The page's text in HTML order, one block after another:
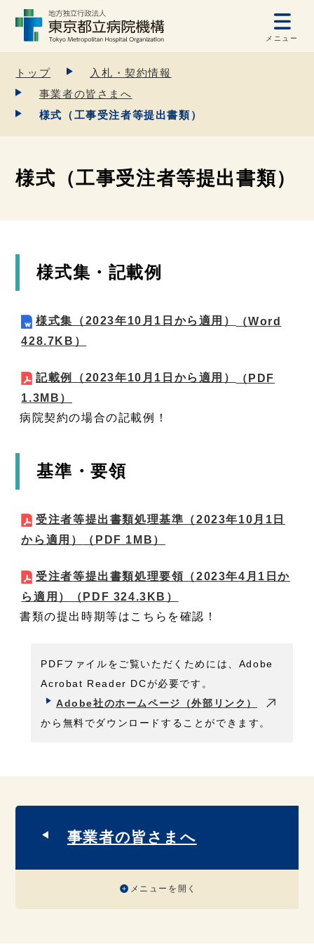
メニュー
トップ
入札・契約情報
事業者の皆さまへ
様式（工事受注者等提出書類）
様式（工事受注者等提出書類）
様式集・記載例
様式集（2023年10月1日から適用）
（Word
428.7KB）
記載例（2023年10月1日から適用）
（PDF
1.3MB）
病院契約の場合の記載例！
基準・要領
受注者等提出書類処理基準（2023年10月1日
から適用）
（PDF 1MB）
受注者等提出書類処理要領（2023年4月1日か
ら適用）
（PDF 324.3KB）
書類の提出時期等はこちらを確認！
PDFファイルをご覧いただくためには、Adobe
Acrobat Reader DCが必要です。
Adobe社のホームページ（外部リンク）
から無料でダウンロードすることができます。
事業者の皆さまへ
メニューを開く